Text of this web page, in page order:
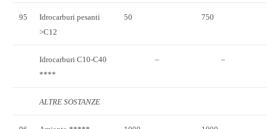
95
Idrocarburi pesanti
>C12
50 750
Idrocarburi C10-C40
****
– –
ALTRE SOSTANZE